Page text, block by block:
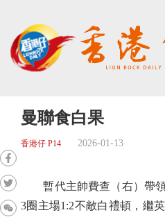
曼聯食白果
香港仔 P14 2026-01-13
暫代主帥費查（右）帶領
3圈主場1:2不敵白禮頓，繼